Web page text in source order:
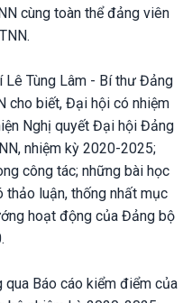
cùng toàn thể đảng viên
Tùng Lâm - Bí thư Đảng
cho biết, Đại hội có nhiệm
Nghị quyết Đại hội Đảng
nhiệm kỳ 2020-2025;
công tác; những bài học
luận, thống nhất mục
hoạt động của Đảng bộ
Báo cáo kiểm điểm của